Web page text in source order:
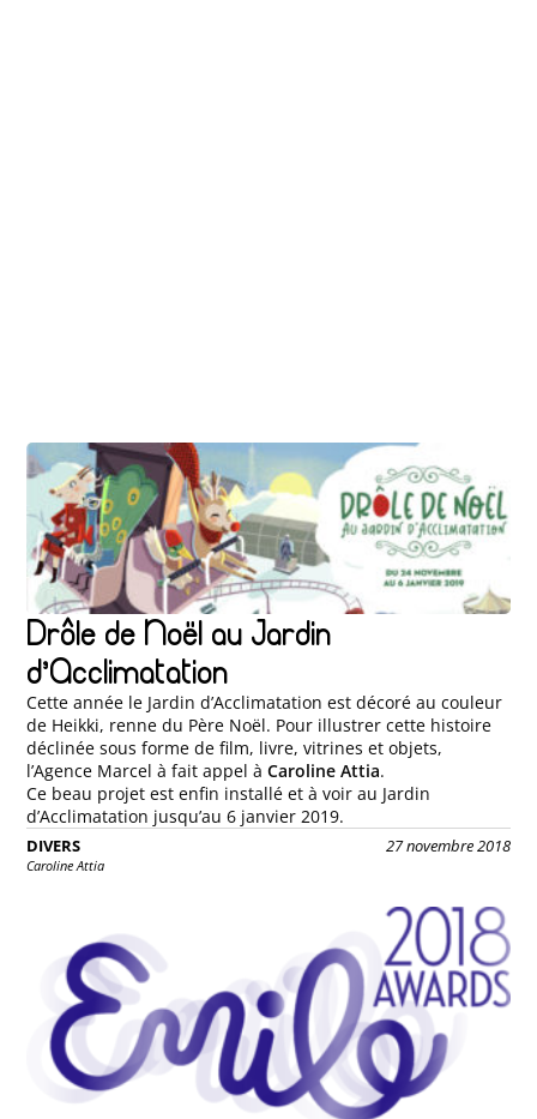
Drôle de Noël au Jardin
d’Acclimatation
Cette année le Jardin d’Acclimatation est décoré au couleur
de Heikki, renne du Père Noël. Pour illustrer cette histoire
déclinée sous forme de film, livre, vitrines et objets,
l’Agence Marcel à fait appel àCaroline Attia.
Ce beau projet est enfin installé et à voir au Jardin
d’Acclimatation jusqu’au 6 janvier 2019.
DIVERS 27 novembre 2018
Caroline Attia